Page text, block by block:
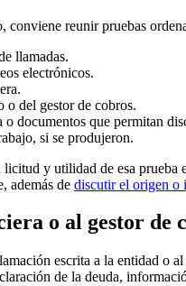
reunir pruebas
llamadas.
electrónicos.
o del gestor de cobros.
o documentos que permitan
si se produjeron.
y utilidad de esa
además de discutir el origen o
o al gestor de
escrita a la entidad o
de la deuda,